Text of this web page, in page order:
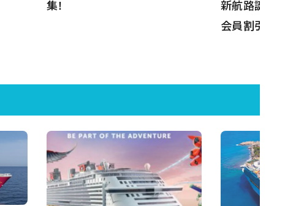
集！
新航路誕生！My
会員割引継続中